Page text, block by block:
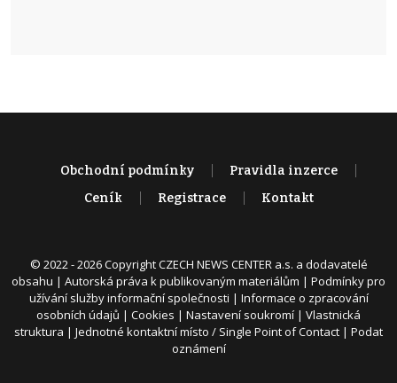
Obchodní podmínky
Pravidla inzerce
Ceník
Registrace Kontakt
© 2022 - 2026 Copyright CZECH NEWS CENTER a.s. a dodavatelé
obsahu | Autorská práva k publikovaným materiálům | Podmínky pro
užívání služby informační společnosti | Informace o zpracování
osobních údajů | Cookies | Nastavení soukromí | Vlastnická
struktura | Jednotné kontaktní místo / Single Point of Contact | Podat
oznámení